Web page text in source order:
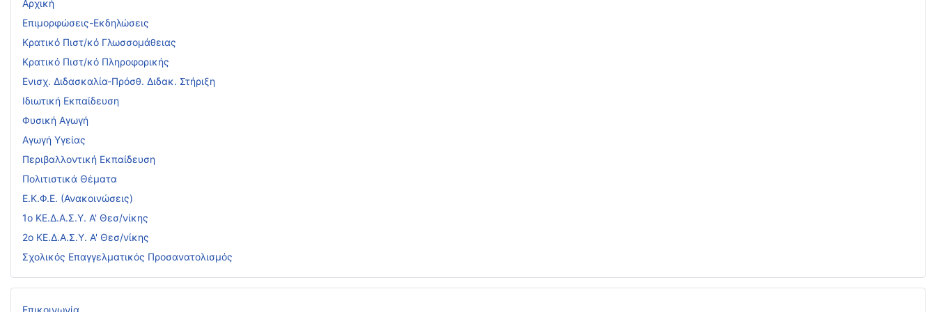
Αρχική
Επιμορφώσεις-Εκδηλώσεις
Κρατικό Πιστ/κό Γλωσσομάθειας
Κρατικό Πιστ/κό Πληροφορικής
Ενισχ. Διδασκαλία-Πρόσθ. Διδακ. Στήριξη
Ιδιωτική Εκπαίδευση
Φυσική Αγωγή
Αγωγή Υγείας
Περιβαλλοντική Εκπαίδευση
Πολιτιστικά Θέματα
Ε.Κ.Φ.Ε. (Ανακοινώσεις)
1ο ΚΕ.Δ.Α.Σ.Υ. Α' Θεσ/νίκης
2ο ΚΕ.Δ.Α.Σ.Υ. Α' Θεσ/νίκης
Σχολικός Επαγγελματικός Προσανατολισμός
Επικοινωνία